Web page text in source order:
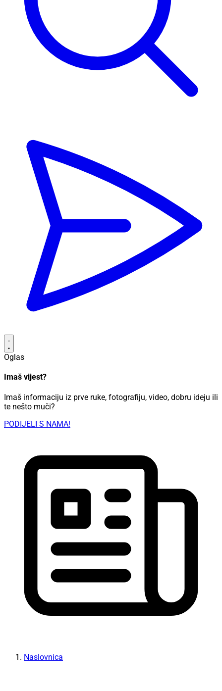
Oglas
Imaš vijest?
Imaš informaciju iz prve ruke, fotografiju, video, dobru ideju ili
te nešto muči?
PODIJELI S NAMA!
Naslovnica